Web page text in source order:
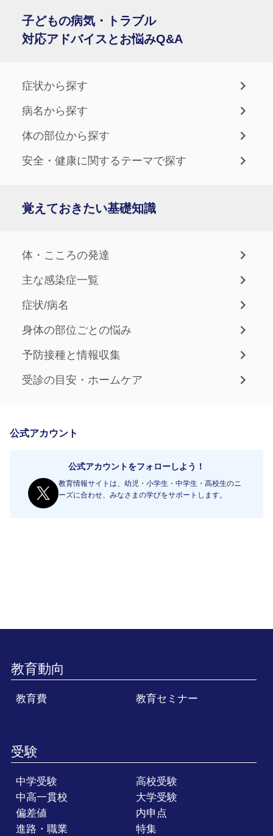
子どもの病気・トラブル
対応アドバイスとお悩みQ&A
症状から探す
病名から探す
体の部位から探す
安全・健康に関するテーマで探す
覚えておきたい基礎知識
体・こころの発達
主な感染症一覧
症状/病名
身体の部位ごとの悩み
予防接種と情報収集
受診の目安・ホームケア
公式アカウント
公式アカウントをフォローしよう！
教育情報サイトは、幼児・小学生・中学生・高校生のニ
ーズに合わせ、みなさまの学びをサポートします。
教育動向
教育費 教育セミナー
受験
中学受験
高校受験
中高一貫校
大学受験
偏差値
内申点
進路・職業
特集